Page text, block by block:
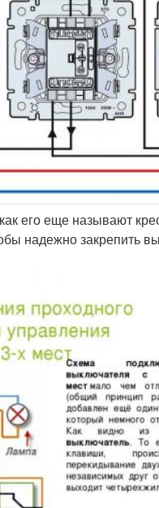
его еще называют
надежно закрепить